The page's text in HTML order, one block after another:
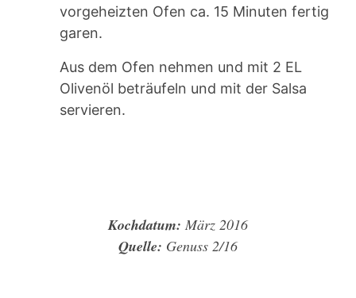
vorgeheizten Ofen ca. 15 Minuten fertig
garen.
Aus dem Ofen nehmen und mit 2 EL
Olivenöl beträufeln und mit der Salsa
servieren.
Kochdatum: März 2016
Quelle: Genuss 2/16